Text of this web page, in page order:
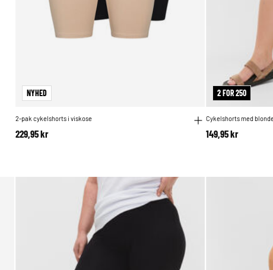
NYHED
2-pak cykelshorts i viskose
229,95 kr
2 FOR 250
Cykelshorts med
149,95 kr